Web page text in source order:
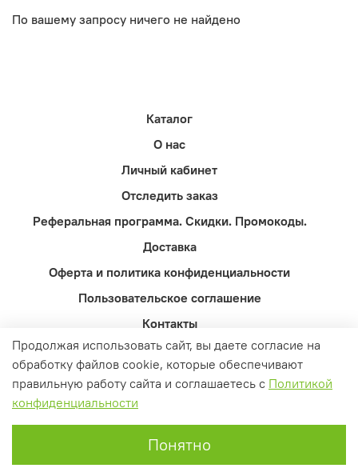
По вашему запросу ничего не найдено
Каталог
О нас
Личный кабинет
Отследить заказ
Реферальная программа. Скидки. Промокоды.
Доставка
Оферта и политика конфиденциальности
Пользовательское соглашение
Контакты
Вопросы и ответы
Продолжая использовать сайт, вы даете согласие на
обработку файлов cookie, которые обеспечивают
правильную работу сайта и соглашаетесь с Политикой
конфиденциальности
Понятно